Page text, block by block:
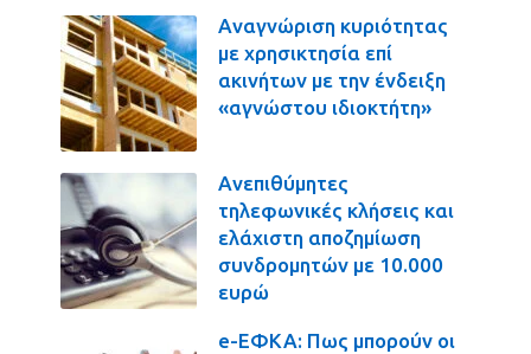
Αναγνώριση κυριότητας
με χρησικτησία επί
ακινήτων με την ένδειξη
«αγνώστου ιδιοκτήτη»
Ανεπιθύμητες
τηλεφωνικές κλήσεις και
ελάχιστη αποζημίωση
συνδρομητών με 10.000
ευρώ
e-ΕΦΚΑ: Πως μπορούν οι